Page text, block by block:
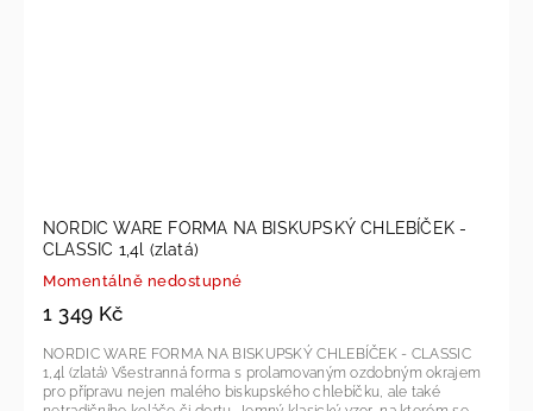
NORDIC WARE FORMA NA BISKUPSKÝ CHLEBÍČEK -
CLASSIC 1,4l (zlatá)
Momentálně nedostupné
1 349 Kč
NORDIC WARE FORMA NA BISKUPSKÝ CHLEBÍČEK - CLASSIC
1,4l (zlatá) Všestranná forma s prolamovaným ozdobným okrajem
pro přípravu nejen malého biskupského chlebíčku, ale také